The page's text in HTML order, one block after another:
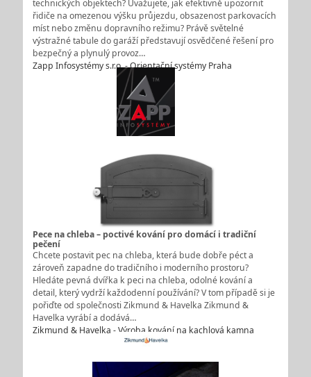
technických objektech? Uvažujete, jak efektivně upozornit
řidiče na omezenou výšku průjezdu, obsazenost parkovacích
míst nebo změnu dopravního režimu? Právě světelné
výstražné tabule do garáží představují osvědčené řešení pro
bezpečný a plynulý provoz…
Zapp Infosystémy s.r.o. - Orientační systémy Praha
Pece na chleba – poctivé kování pro domácí i tradiční
pečení
Chcete postavit pec na chleba, která bude dobře péct a
zároveň zapadne do tradičního i moderního prostoru?
Hledáte pevná dvířka k peci na chleba, odolné kování a
detail, který vydrží každodenní používání? V tom případě si je
pořiďte od společnosti Zikmund & Havelka Zikmund &
Havelka vyrábí a dodává…
Zikmund & Havelka - Výroba kování na kachlová kamna